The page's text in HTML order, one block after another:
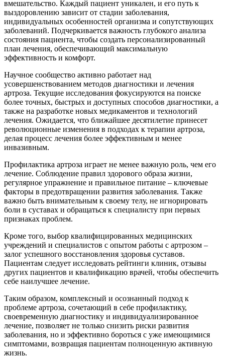
вмешательство. Каждый пациент уникален, и его путь к
выздоровлению зависит от стадии заболевания,
индивидуальных особенностей организма и сопутствующих
заболеваний. Подчеркивается важность глубокого анализа
состояния пациента, чтобы создать персонализированный
план лечения, обеспечивающий максимальную
эффективность и комфорт.
Научное сообщество активно работает над
усовершенствованием методов диагностики и лечения
артроза. Текущие исследования фокусируются на поиске
более точных, быстрых и доступных способов диагностики, а
также на разработке новых медикаментов и технологий
лечения. Ожидается, что ближайшее десятилетие принесет
революционные изменения в подходах к терапии артроза,
делая процесс лечения более эффективным и менее
инвазивным.
Профилактика артроза играет не менее важную роль, чем его
лечение. Соблюдение правил здорового образа жизни,
регулярное упражнение и правильное питание – ключевые
факторы в предотвращении развития заболевания. Также
важно быть внимательным к своему телу, не игнорировать
боли в суставах и обращаться к специалисту при первых
признаках проблем.
Кроме того, выбор квалифицированных медицинских
учреждений и специалистов с опытом работы с артрозом –
залог успешного восстановления здоровья суставов.
Пациентам следует исследовать рейтинги клиник, отзывы
других пациентов и квалификацию врачей, чтобы обеспечить
себе наилучшее лечение.
Таким образом, комплексный и осознанный подход к
проблеме артроза, сочетающий в себе профилактику,
своевременную диагностику и индивидуализированное
лечение, позволяет не только снизить риски развития
заболевания, но и эффективно бороться с уже имеющимися
симптомами, возвращая пациентам полноценную активную
жизнь.